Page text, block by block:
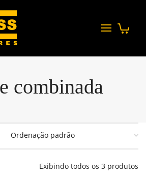
combinada
Exibindo todos os 3 produtos